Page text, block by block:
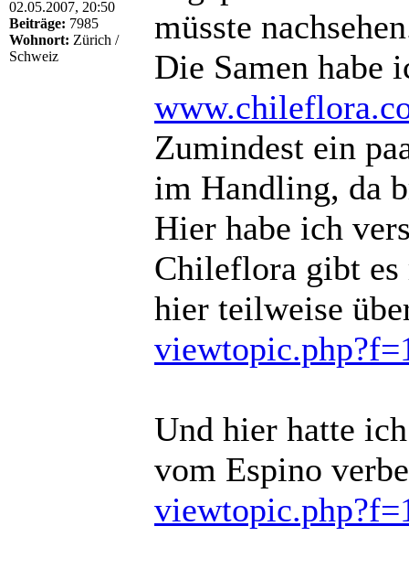
02.05.2007, 20:50
Beiträge: 7985
Wohnort: Zürich /
Schweiz
müsste
Die Samen habe
Zumindest ein
im Handling, da
Hier habe ich
Chileflora gibt
hier teilweise
Und hier hatte
vom Espino